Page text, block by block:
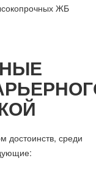
ЖБ
достоинств, среди